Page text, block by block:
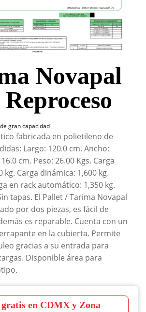
Novapal
gran capacidad
fabricada en polietileno de
Largo: 120.0 cm. Ancho:
cm. Peso: 26.00 Kgs. Carga
kg. Carga dinámica: 1,600 kg.
en rack automático: 1,350 kg.
tapas. El Pallet / Tarima Novapal
por dos piezas, es fácil de
es reparable. Cuenta con un
en la cubierta. Permite
gracias a su entrada para
Disponible área para
en CDMX y Zona